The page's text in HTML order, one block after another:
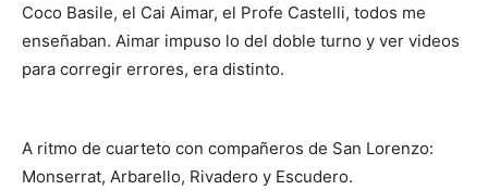
Coco Basile, el Cai Aimar, el Profe Castelli, todos me
enseñaban. Aimar impuso lo del doble turno y ver videos
para corregir errores, era distinto.
A ritmo de cuarteto con compañeros de San Lorenzo:
Monserrat, Arbarello, Rivadero y Escudero.